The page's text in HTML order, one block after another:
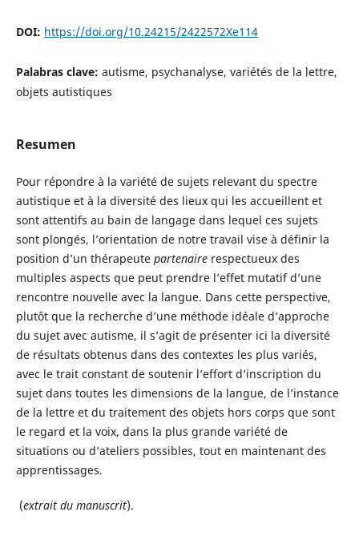
DOI: https://doi.org/10.24215/2422572Xe114
Palabras clave: autisme, psychanalyse, variétés de la lettre,
objets autistiques
Resumen
Pour répondre à la variété de sujets relevant du spectre
autistique et à la diversité des lieux qui les accueillent et
sont attentifs au bain de langage dans lequel ces sujets
sont plongés, l’orientation de notre travail vise à définir la
position d’un thérapeute partenairerespectueux des
multiples aspects que peut prendre l’effet mutatif d’une
rencontre nouvelle avec la langue. Dans cette perspective,
plutôt que la recherche d’une méthode idéale d’approche
du sujet avec autisme, il s’agit de présenter ici la diversité
de résultats obtenus dans des contextes les plus variés,
avec le trait constant de soutenir l’effort d’inscription du
sujet dans toutes les dimensions de la langue, de l’instance
de la lettre et du traitement des objets hors corps que sont
le regard et la voix, dans la plus grande variété de
situations ou d’ateliers possibles, tout en maintenant des
apprentissages.
(extrait du manuscrit).